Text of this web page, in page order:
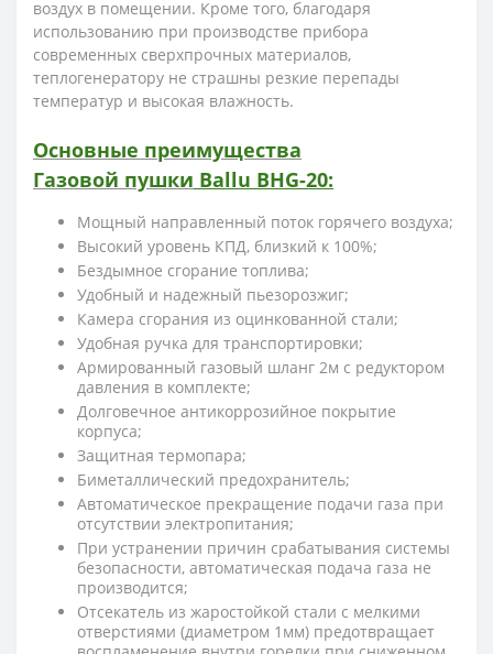
воздух в помещении. Кроме того, благодаря
использованию при производстве прибора
современных сверхпрочных материалов,
теплогенератору не страшны резкие перепады
температур и высокая влажность.
Основные преимущества
Газовой пушки Ballu BHG-20:
Мощный направленный поток горячего воздуха;
Высокий уровень КПД, близкий к 100%;
Бездымное сгорание топлива;
Удобный и надежный пьезорозжиг;
Камера сгорания из оцинкованной стали;
Удобная ручка для транспортировки;
Армированный газовый шланг 2м с редуктором
давления в комплекте;
Долговечное антикоррозийное покрытие
корпуса;
Защитная термопара;
Биметаллический предохранитель;
Автоматическое прекращение подачи газа при
отсутствии электропитания;
При устранении причин срабатывания системы
безопасности, автоматическая подача газа не
производится;
Отсекатель из жаростойкой стали с мелкими
отверстиями (диаметром 1мм) предотвращает